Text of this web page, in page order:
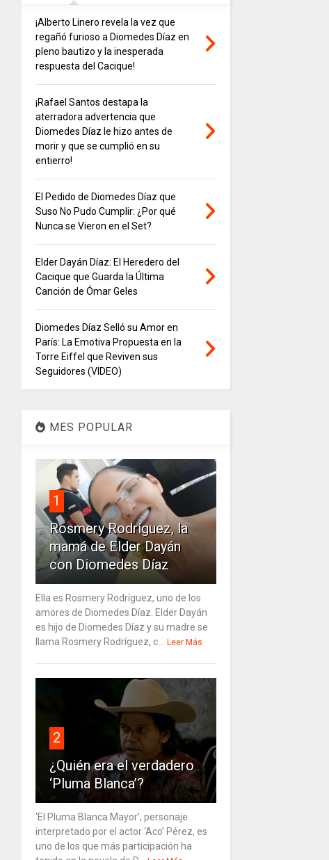
¡Alberto Linero revela la vez que
regañó furioso a Diomedes Díaz en
pleno bautizo y la inesperada
respuesta del Cacique!
¡Rafael Santos destapa la
aterradora advertencia que
Diomedes Díaz le hizo antes de
morir y que se cumplió en su
entierro!
El Pedido de Diomedes Díaz que
Suso No Pudo Cumplir: ¿Por qué
Nunca se Vieron en el Set?
Elder Dayán Díaz: El Heredero del
Cacique que Guarda la Última
Canción de Ómar Geles
Diomedes Díaz Selló su Amor en
París: La Emotiva Propuesta en la
Torre Eiffel que Reviven sus
Seguidores (VIDEO)
MES POPULAR
1
Rosmery Rodríguez, la
mamá de Elder Dayán
con Diomedes Díaz
Ella es Rosmery Rodríguez, uno de los
amores de Diomedes Díaz. Elder Dayán
es hijo de Diomedes Díaz y su madre se
llama Rosmery Rodríguez, c... Leer Más
2
¿Quién era el verdadero
‘Pluma Blanca’?
‘El Pluma Blanca Mayor’, personaje
interpretado por el actor ‘Aco’ Pérez, es
uno de los que más participación ha